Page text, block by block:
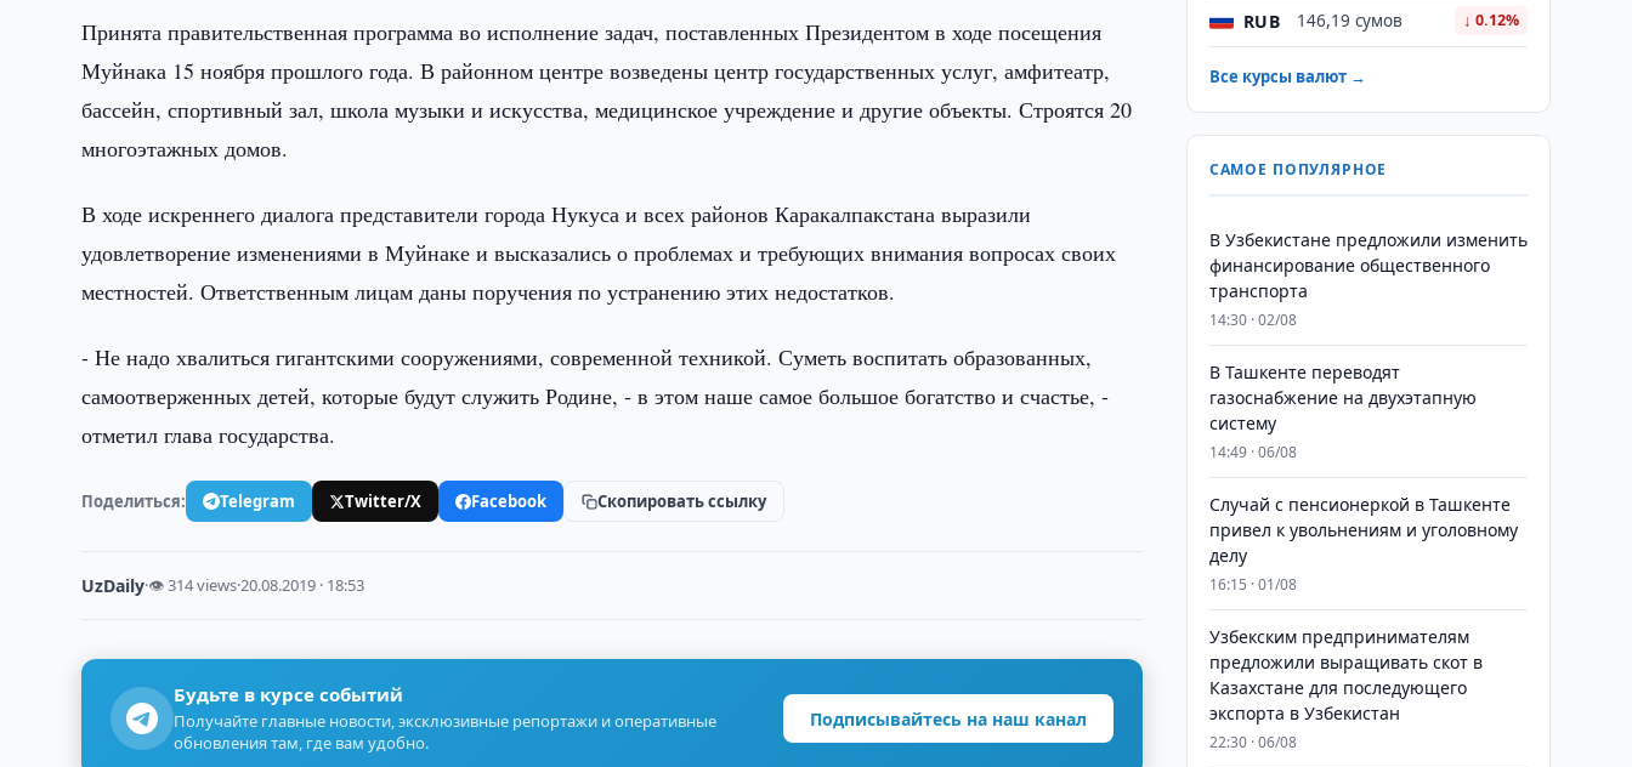
Принята правительственная программа во исполнение задач, поставленных Президентом в ходе посещения
Муйнака 15 ноября прошлого года. В районном центре возведены центр государственных услуг, амфитеатр,
бассейн, спортивный зал, школа музыки и искусства, медицинское учреждение и другие объекты. Строятся 20
многоэтажных домов.
В ходе искреннего диалога представители города Нукуса и всех районов Каракалпакстана выразили
удовлетворение изменениями в Муйнаке и высказались о проблемах и требующих внимания вопросах своих
местностей. Ответственным лицам даны поручения по устранению этих недостатков.
- Не надо хвалиться гигантскими сооружениями, современной техникой. Суметь воспитать образованных,
самоотверженных детей, которые будут служить Родине, - в этом наше самое большое богатство и счастье, -
отметил глава государства.
Поделиться: Telegram Twitter/X Facebook Скопировать ссылку
UzDaily·👁 314 views·20.08.2019 · 18:53
Будьте в курсе событий
Получайте главные новости, эксклюзивные репортажи и оперативные
обновления там, где вам удобно.
Подписывайтесь на наш канал
RUB 146,19 сумов ↓ 0.12%
Все курсы валют →
САМОЕ ПОПУЛЯРНОЕ
В Узбекистане предложили изменить
финансирование общественного
транспорта
14:30 · 02/08
В Ташкенте переводят
газоснабжение на двухэтапную
систему
14:49 · 06/08
Случай с пенсионеркой в Ташкенте
привел к увольнениям и уголовному
делу
16:15 · 01/08
Узбекским предпринимателям
предложили выращивать скот в
Казахстане для последующего
экспорта в Узбекистан
22:30 · 06/08